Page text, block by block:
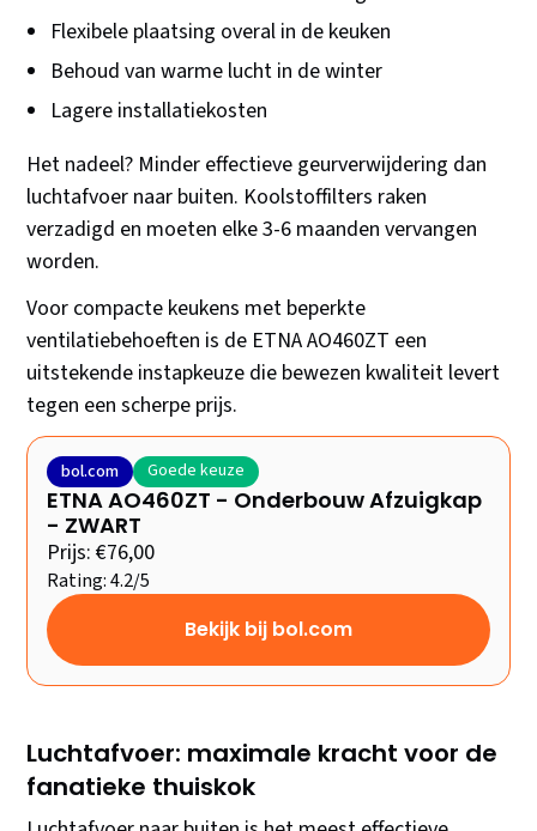
Flexibele plaatsing overal in de keuken
Behoud van warme lucht in de winter
Lagere installatiekosten
Het nadeel? Minder effectieve geurverwijdering dan
luchtafvoer naar buiten. Koolstoffilters raken
verzadigd en moeten elke 3-6 maanden vervangen
worden.
Voor compacte keukens met beperkte
ventilatiebehoeften is de ETNA AO460ZT een
uitstekende instapkeuze die bewezen kwaliteit levert
tegen een scherpe prijs.
bol.com Goede keuze
ETNA AO460ZT - Onderbouw Afzuigkap
- ZWART
Prijs: €76,00
Rating: 4.2/5
Bekijk bij bol.com
Luchtafvoer: maximale kracht voor de
fanatieke thuiskok